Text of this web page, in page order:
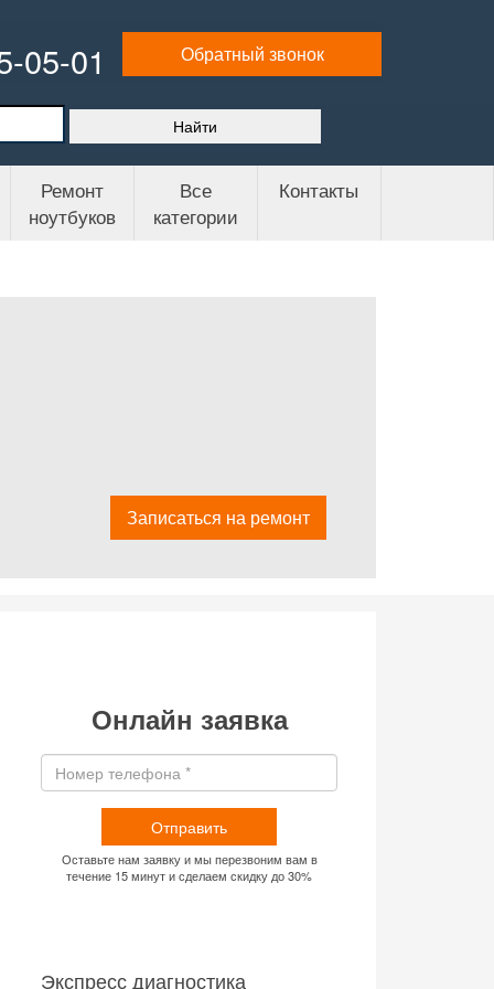
05-01 Обратный звонок
Ремонт
ноутбуков
Все
категории
Контакты
Записаться на ремонт
Онлайн заявка
Отправить
Оставьте нам заявку и мы перезвоним вам в
течение 15 минут и сделаем скидку до 30%
Экспресс диагностика